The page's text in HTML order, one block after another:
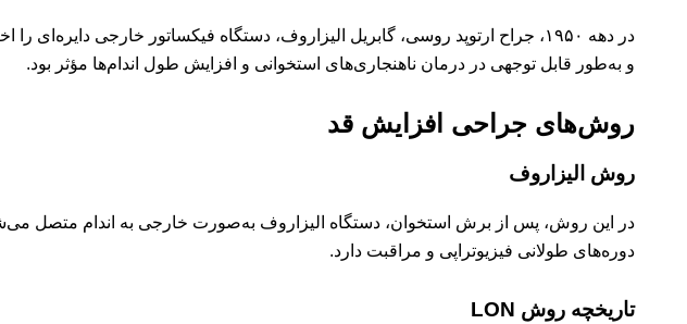
در دهه ۱۹۵۰، جراح ارتوپد روسی، گابریل الیزاروف، دستگاه فیکساتور خارجی
و به‌طور قابل توجهی در درمان ناهنجاری‌های استخوانی و افزایش طول اندام‌ها مؤثر بود.
روش‌های جراحی افزایش قد
روش الیزاروف
در این روش، پس از برش استخوان، دستگاه الیزاروف به‌صورت خارجی به اندام متصل
دوره‌های طولانی فیزیوتراپی و مراقبت دارد.
تاریخچه روش LON